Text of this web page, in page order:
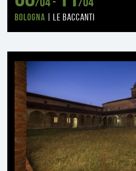
Bologna | le baccanti
Ti
può
interessare